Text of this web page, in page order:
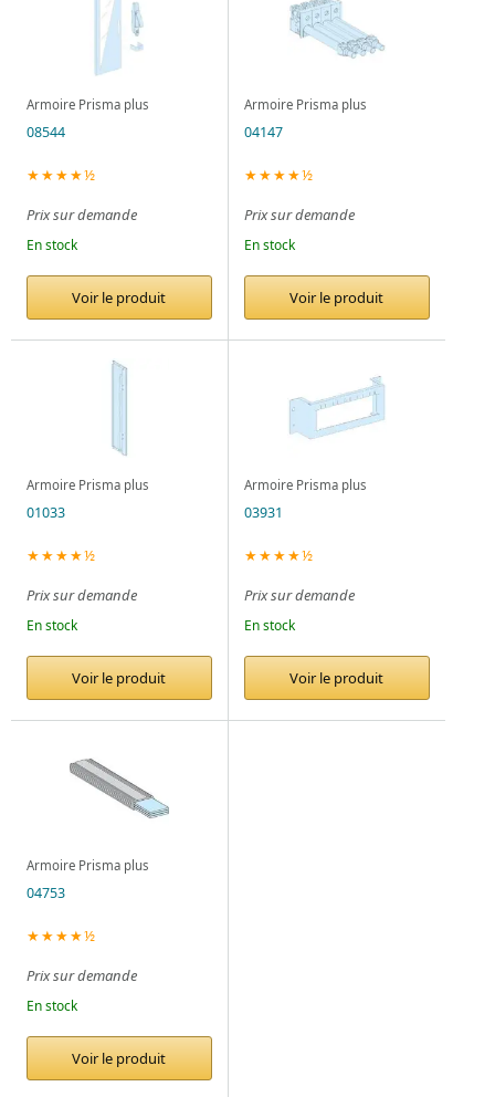
Armoire Prisma plus
08544
★★★★½
Prix sur demande
En stock
Voir le produit
Armoire Prisma plus
04147
★★★★½
Prix sur demande
En stock
Voir le produit
Armoire Prisma plus
01033
★★★★½
Prix sur demande
En stock
Voir le produit
Armoire Prisma plus
03931
★★★★½
Prix sur demande
En stock
Voir le produit
Armoire Prisma plus
04753
★★★★½
Prix sur demande
En stock
Voir le produit